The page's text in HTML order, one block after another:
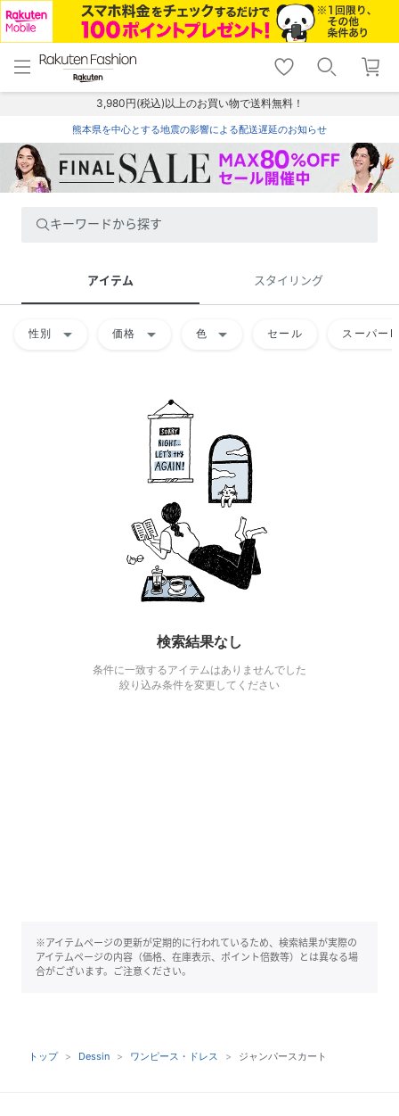
menu home
トップ
shopping_cart lock_outline
ログイン
3,980円(税込)以上のお買い物で送料無料！
熊本県を中心とする地震の影響による配送遅延のお知らせ
キーワードから探す
アイテム スタイリング
性別 arrow_drop_down 価格 arrow_drop_down 色 arrow_drop_down セール スーパー
検索結果なし
条件に一致するアイテムはありませんでした
絞り込み条件を変更してください
※アイテムページの更新が定期的に行われているため、検索結果が実際の
アイテムページの内容（価格、在庫表示、ポイント倍数等）とは異なる場
合がございます。ご注意ください。
トップ Dessin ワンピース・ドレス ジャンパースカート